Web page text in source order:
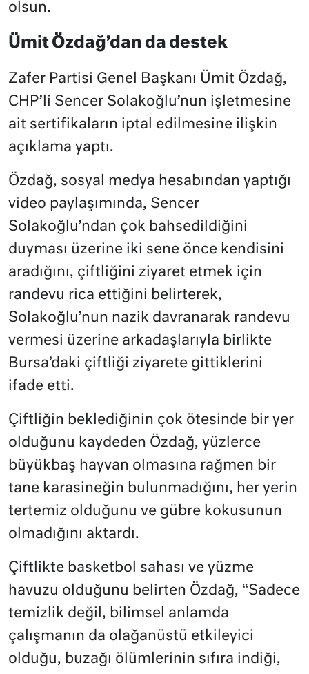
olsun.
Ümit Özdağ’dan da destek
Zafer Partisi Genel Başkanı Ümit Özdağ,
CHP’li Sencer Solakoğlu’nun işletmesine
ait sertifikaların iptal edilmesine ilişkin
açıklama yaptı.
Özdağ, sosyal medya hesabından yaptığı
video paylaşımında, Sencer
Solakoğlu’ndan çok bahsedildiğini
duyması üzerine iki sene önce kendisini
aradığını, çiftliğini ziyaret etmek için
randevu rica ettiğini belirterek,
Solakoğlu’nun nazik davranarak randevu
vermesi üzerine arkadaşlarıyla birlikte
Bursa’daki çiftliği ziyarete gittiklerini
ifade etti.
Çiftliğin beklediğinin çok ötesinde bir yer
olduğunu kaydeden Özdağ, yüzlerce
büyükbaş hayvan olmasına rağmen bir
tane karasineğin bulunmadığını, her yerin
tertemiz olduğunu ve gübre kokusunun
olmadığını aktardı.
Çiftlikte basketbol sahası ve yüzme
havuzu olduğunu belirten Özdağ, “Sadece
temizlik değil, bilimsel anlamda
çalışmanın da olağanüstü etkileyici
olduğu, buzağı ölümlerinin sıfıra indiği,